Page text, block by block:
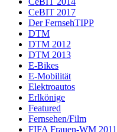
CeBIT 2017
Der FernsehTIPP
DTM
DTM 2012
DTM 2013
E-Bikes
E-Mobilität
Elektroautos
Erlkönige
Featured
Fernsehen/Film
FIFA Frauen-WM 2011